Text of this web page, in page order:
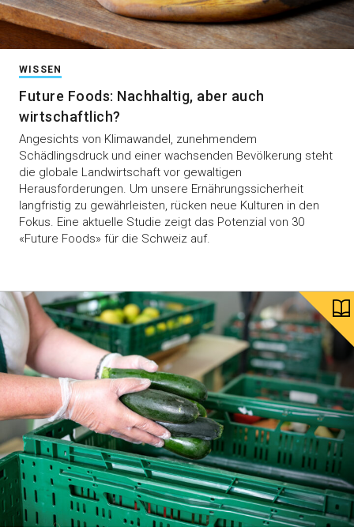
WISSEN
Future Foods: Nachhaltig, aber auch
wirtschaftlich?
Angesichts von Klimawandel, zunehmendem
Schädlingsdruck und einer wachsenden Bevölkerung steht
die globale Landwirtschaft vor gewaltigen
Herausforderungen. Um unsere Ernährungssicherheit
langfristig zu gewährleisten, rücken neue Kulturen in den
Fokus. Eine aktuelle Studie zeigt das Potenzial von 30
«Future Foods» für die Schweiz auf.